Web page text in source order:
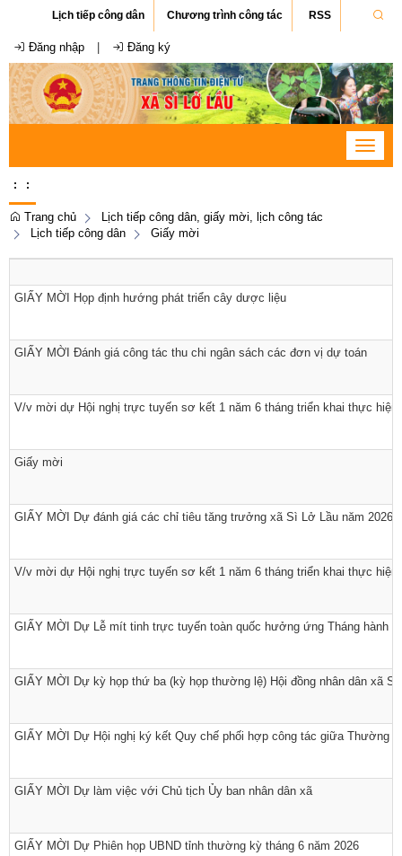
Lịch tiếp công dân Chương trình công tác RSS
Đăng nhập Đăng ký
Toggle
: :
Trang chủ
Lịch tiếp công dân, giấy mời, lịch công tác
Lịch tiếp công dân
Giấy mời
GIẤY MỜI Họp định hướng phát triển cây dược liệu
GIẤY MỜI Đánh giá công tác thu chi ngân sách các đơn vị dự toán
V/v mời dự Hội nghị trực tuyến sơ kết 1 năm 6 tháng triển khai thực hiện
Giấy mời
GIẤY MỜI Dự đánh giá các chỉ tiêu tăng trưởng xã Sì Lở Lầu năm 2026
V/v mời dự Hội nghị trực tuyến sơ kết 1 năm 6 tháng triển khai thực hiện
GIẤY MỜI Dự Lễ mít tinh trực tuyến toàn quốc hưởng ứng Tháng hành
GIẤY MỜI Dự kỳ họp thứ ba (kỳ họp thường lệ) Hội đồng nhân dân xã
GIẤY MỜI Dự Hội nghị ký kết Quy chế phối hợp công tác giữa Thường
GIẤY MỜI Dự làm việc với Chủ tịch Ủy ban nhân dân xã
GIẤY MỜI Dự Phiên họp UBND tỉnh thường kỳ tháng 6 năm 2026
Tên:(KẾ HOẠCH Tuyên truyền ứng dụng khoa học, công nghệ
Ngày ban hành: (07/08/2026) -Ngày hiệu lực: (06/08/2026)